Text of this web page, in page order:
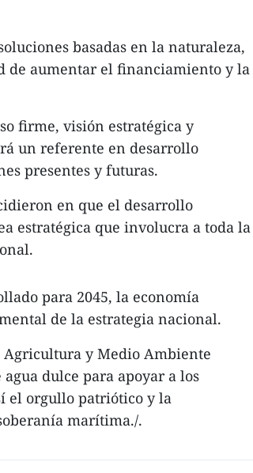
basadas en la naturaleza,
de aumentar el financiamiento y la
firme, visión estratégica y
un referente en desarrollo
presentes y futuras.
en que el desarrollo
estratégica que involucra a toda la
para 2045, la economía
de la estrategia nacional.
y Medio Ambiente
dulce para apoyar a los
el orgullo patriótico y la
marítima./.